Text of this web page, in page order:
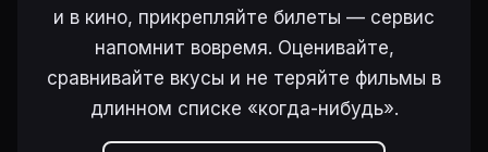
и в кино, прикрепляйте билеты — сервис
напомнит вовремя. Оценивайте,
сравнивайте вкусы и не теряйте фильмы в
длинном списке «когда-нибудь».